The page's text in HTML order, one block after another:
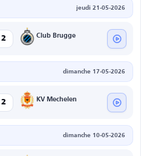
jeudi 21-05-2026
2 Club Brugge
dimanche 17-05-2026
2 KV Mechelen
dimanche 10-05-2026